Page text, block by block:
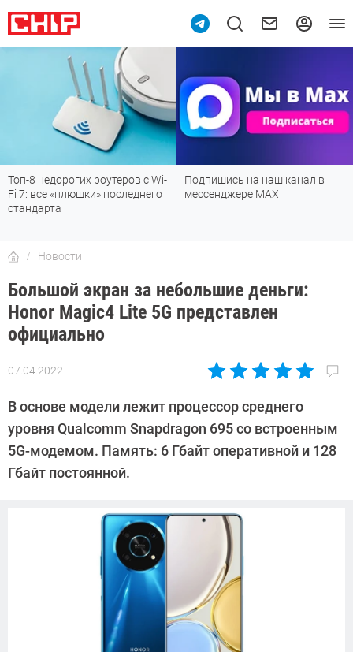
Топ-8 недорогих роутеров с Wi-
Fi 7: все «плюшки» последнего
стандарта
Подпишись на наш канал в
мессенджере МАХ
Новости
Большой экран за небольшие деньги:
Honor Magic4 Lite 5G представлен
официально
07.04.2022
Автор:
Кошик
В основе модели лежит процессор среднего
уровня Qualcomm Snapdragon 695 со встроенным
5G-модемом. Память: 6 Гбайт оперативной и 128
Гбайт постоянной.